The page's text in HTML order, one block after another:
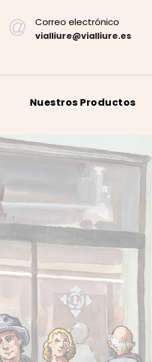
Correo electrónico
vialliure@vialliure.es
Nuestros Productos